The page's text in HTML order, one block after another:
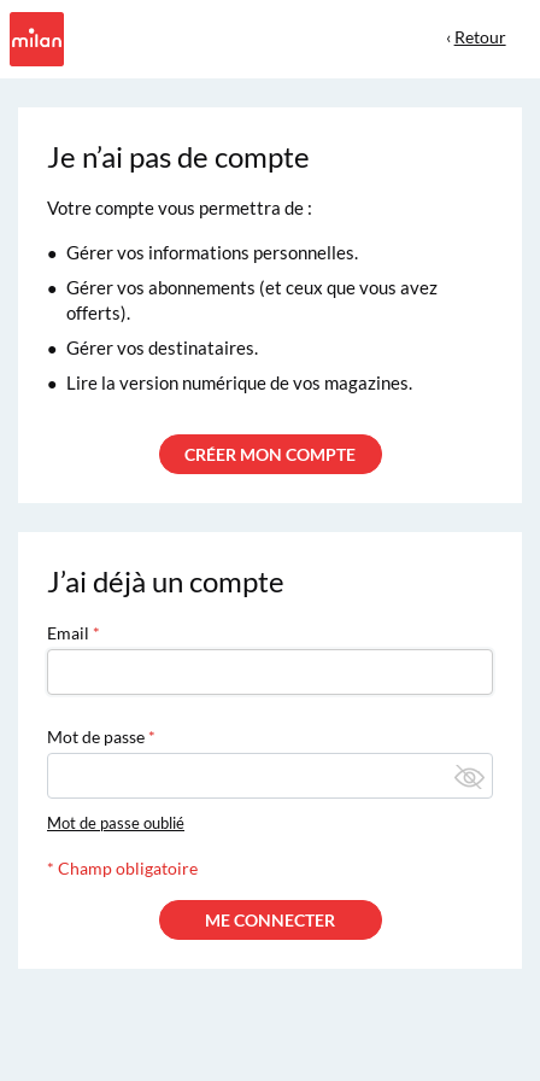
‹ Retour
J’ai déjà un compte
Email
Mot de passe
Mot de passe oublié
* Champ obligatoire
Je n’ai pas de compte
Votre compte vous permettra de :
Gérer vos informations personnelles.
Gérer vos abonnements (et ceux que vous avez
offerts).
Gérer vos destinataires.
Lire la version numérique de vos magazines.
CRÉER MON COMPTE